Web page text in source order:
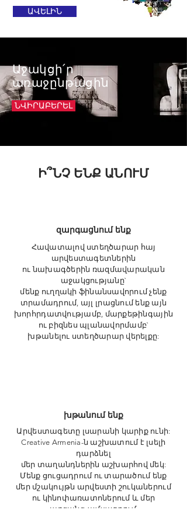
ԱՎԵԼԻՆ
Աջակցի՛ր
առաջընթացին
ՆՎԻՐԱԲԵՐԵԼ
Ի՞ՆՉ ԵՆՔ ԱՆՈՒՄ
զարգացնում ենք
Հավատալով ստեղծարար հայ
արվեստագետներին
ու նախագծերին ռազմավարական
աջակցությանը`
մենք ուղղակի ֆինանսավորում չենք
տրամադրում, այլ լրացնում ենք այն
խորհրդատվությամբ, մարքեթինգային
ու բիզնես պլանավորմամբ`
խթանելու ստեղծարար վերելքը:
խթանում ենք
Արվեստագետը լսարանի կարիք ունի:
Creative Armenia-ն աշխատում է լսելի
դարձնել
մեր տաղանդներին աշխարհով մեկ:
Մենք ցուցադրում ու տարածում ենք
մեր մշակույթն արվեստի շուկաներում
ու կինոփառատոներում և մեր
առցանց ամսագրում: